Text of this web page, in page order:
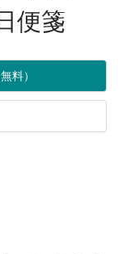
便箋
料）